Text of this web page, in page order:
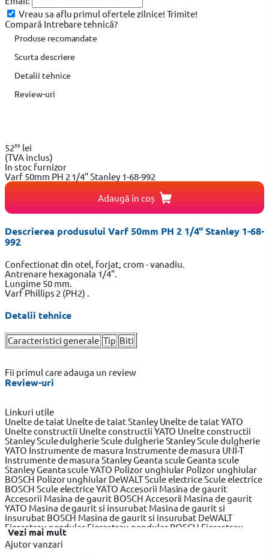
Vreau sa aflu primul ofertele zilnice! Trimite!
Compară Intrebare tehnică?
Produse recomandate
Scurta descriere
Detalii tehnice
Review-uri
5299 lei
(TVA inclus)
In stoc furnizor
Varf 50mm PH 2 1/4" Stanley 1-68-992
Adaugă în coș
Descrierea produsului Varf 50mm PH 2 1/4" Stanley 1-68-
992
Confectionat din otel, forjat, crom - vanadiu.
Antrenare hexagonala 1/4".
Lungime 50 mm.
Varf Phillips 2 (PH2) .
Detalii tehnice
Caracteristici generale Tip Biti
Fii primul care adauga un review
Review-uri
Linkuri utile
Unelte de taiat Unelte de taiat Stanley Unelte de taiat YATO
Unelte constructii Unelte constructii YATO Unelte constructii
StanleyScule dulgherieScule dulgherie StanleyScule dulgherie
YATO Instrumente de masura Instrumente de masura UNI-T
Instrumente de masura StanleyGeanta sculeGeanta scule
StanleyGeanta scule YATO Polizor unghiular Polizor unghiular
BOSCH Polizor unghiular DeWALTScule electriceScule electrice
BOSCH Scule electrice YATO Accesorii Masina de gaurit
Accesorii Masina de gaurit BOSCH Accesorii Masina de gaurit
YATO Masina de gaurit si insurubat Masina de gaurit si
insurubat BOSCH Masina de gaurit si insurubat DeWALT
Fierastrau pendular Fierastrau pendular BOSCH Fierastrau
pendular Makita
Fierastrau circular DeWALT
Vezi mai mult
Ajutor vanzari